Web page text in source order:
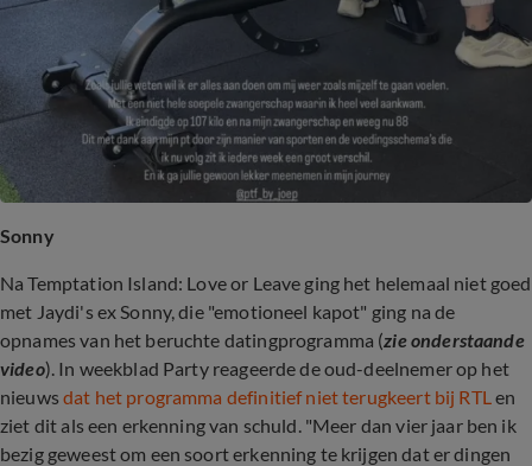
Sonny
Na Temptation Island: Love or Leave ging het helemaal niet goed
met Jaydi's ex Sonny, die "emotioneel kapot" ging na de
opnames van het beruchte datingprogramma (zie onderstaande
video). In weekblad Party reageerde de oud-deelnemer op het
nieuwsdat het programma definitief niet terugkeert bij RTL en
ziet dit als een erkenning van schuld. "Meer dan vier jaar ben ik
bezig geweest om een soort erkenning te krijgen dat er dingen